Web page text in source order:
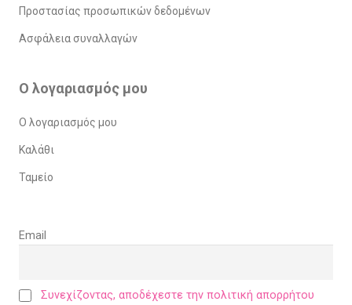
Προστασίας προσωπικών δεδομένων
Ασφάλεια συναλλαγών
Ο λογαριασμός μου
Ο λογαριασμός μου
Καλάθι
Ταμείο
Email
Συνεχίζοντας, αποδέχεστε την πολιτική απορρήτου